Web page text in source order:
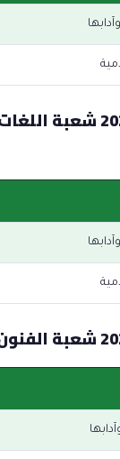
برنامج اليوم الأول بكالوريا 2026 شعبة